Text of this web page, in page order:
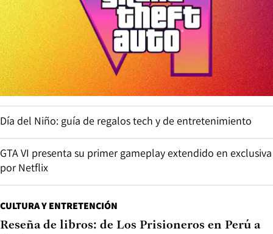
Día del Niño: guía de regalos tech y de entretenimiento
GTA VI presenta su primer gameplay extendido en exclusiva
por Netflix
CULTURA Y ENTRETENCIÓN
Reseña de libros: de Los Prisioneros en Perú a